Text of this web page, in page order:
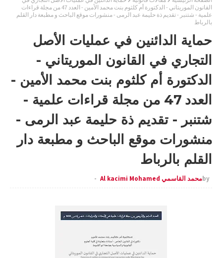
القانون الموريتاني - الدكتورة أم كلثوم بنت محمد الأمين - العدد 47 من مجلة قراءات
علمية - شتنبر - تقديم ذة حليمة عبد الرمى - منشورات موقع الباحث و مطبعة دار القلم
بالرباط
حماية الدائنين في عمليات الأصل
التجاري في القانون الموريتاني -
الدكتورة أم كلثوم بنت محمد الأمين -
العدد 47 من مجلة قراءات علمية -
شتنبر - تقديم ذة حليمة عبد الرمى -
منشورات موقع الباحث و مطبعة دار
القلم بالرباط
byمحمد القاسمي Al kacimi Mohamed